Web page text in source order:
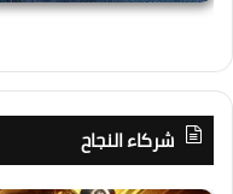
شركاء النجاح